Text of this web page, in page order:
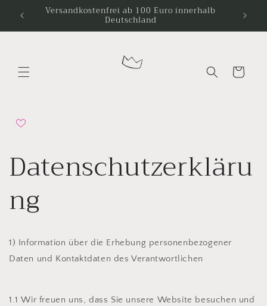
zum
Versandkostenfrei ab 100 Euro innerhalb
Deutschland
Warenkorb
Datenschutzerkläru
ng
1) Information über die Erhebung personenbezogener
Daten und Kontaktdaten des Verantwortlichen
1.1 Wir freuen uns, dass Sie unsere Website besuchen und